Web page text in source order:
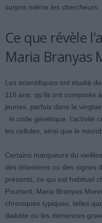
surpris même les chercheurs.
Ce que révèle
Maria Branyas
Les scientifiques ont étudié
116 ans, qu’ils ont comparés
jeunes, parfois dans la
: le code génétique, l’activité
les cellules, ainsi que le
Certains marqueurs du
des télomères ou des signes
présents, ce qui est habituel
Pourtant, Maria Branyas
chroniques typiques, telles
diabète ou les démences